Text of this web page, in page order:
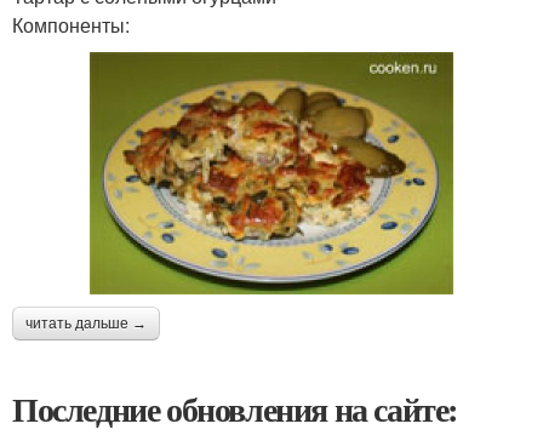
Компоненты:
читать дальше →
Последние обновления на сайте: